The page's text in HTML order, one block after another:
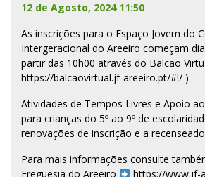
12 de Agosto, 2024 11:50
As inscrições para o Espaço Jovem do
Intergeracional do Areeiro começam
partir das 10h00 através do Balcão
https://balcaovirtual.jf-areeiro.pt/#!/ )
Atividades de Tempos Livres e Apoio
para crianças do 5º ao 9º de
renovações de inscrição e a
Para mais informações consulte
Freguesia do Areeiro
https://www.jf-